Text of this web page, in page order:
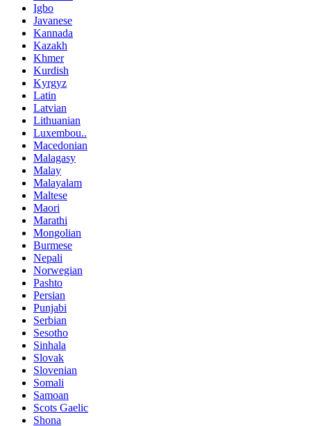
Igbo
Javanese
Kannada
Kazakh
Khmer
Kurdish
Kyrgyz
Latin
Latvian
Lithuanian
Luxembou..
Macedonian
Malagasy
Malay
Malayalam
Maltese
Maori
Marathi
Mongolian
Burmese
Nepali
Norwegian
Pashto
Persian
Punjabi
Serbian
Sesotho
Sinhala
Slovak
Slovenian
Somali
Samoan
Scots Gaelic
Shona